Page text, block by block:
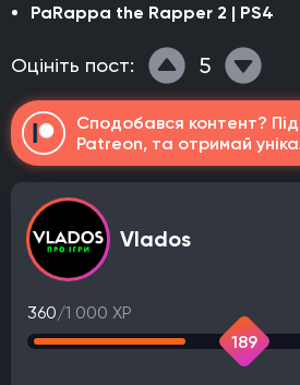
PaRappa the Rapper 2 | PS4
Оцініть пост: 5
Сподобався контент?
Patreon, та отримай
Vlados
360/1 000 XP
189